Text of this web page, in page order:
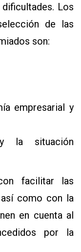
Los
de las
son:
empresarial y
la situación
facilitar las
como con la
en cuenta al
por la